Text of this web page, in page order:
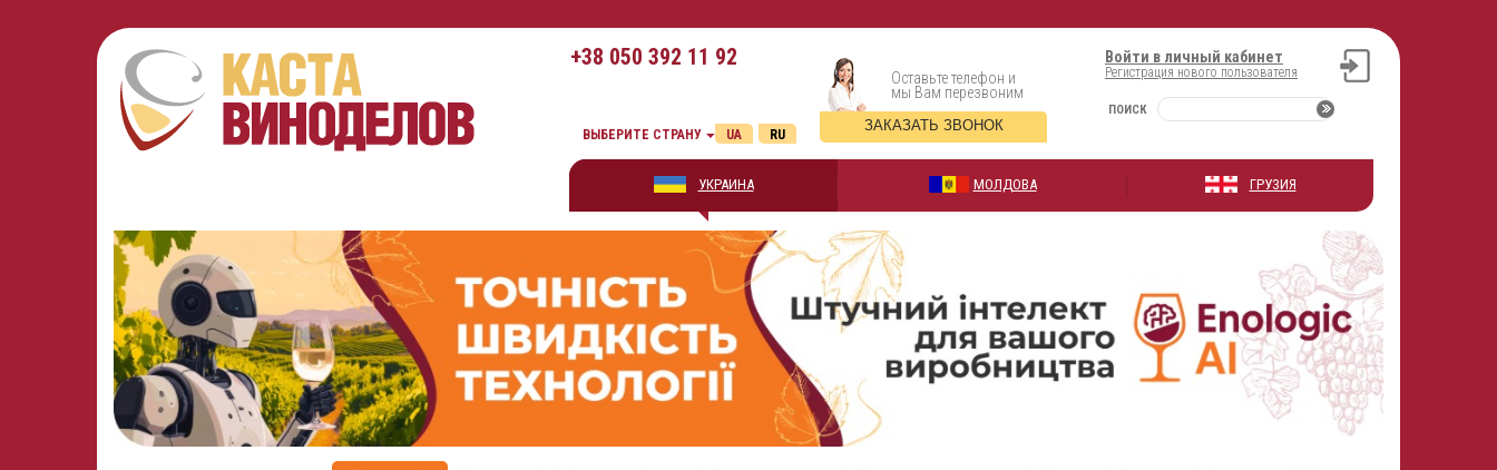
+38 050 392 11 92 Войти в личный кабинет
Регистрация нового пользователя
ПОИСК
Оставьте телефон и
мы Вам перезвоним
ЗАКАЗАТЬ ЗВОНОК
ВЫБЕРИТЕ СТРАНУ RU
UA
УКРАИНА МОЛДОВА ГРУЗИЯ